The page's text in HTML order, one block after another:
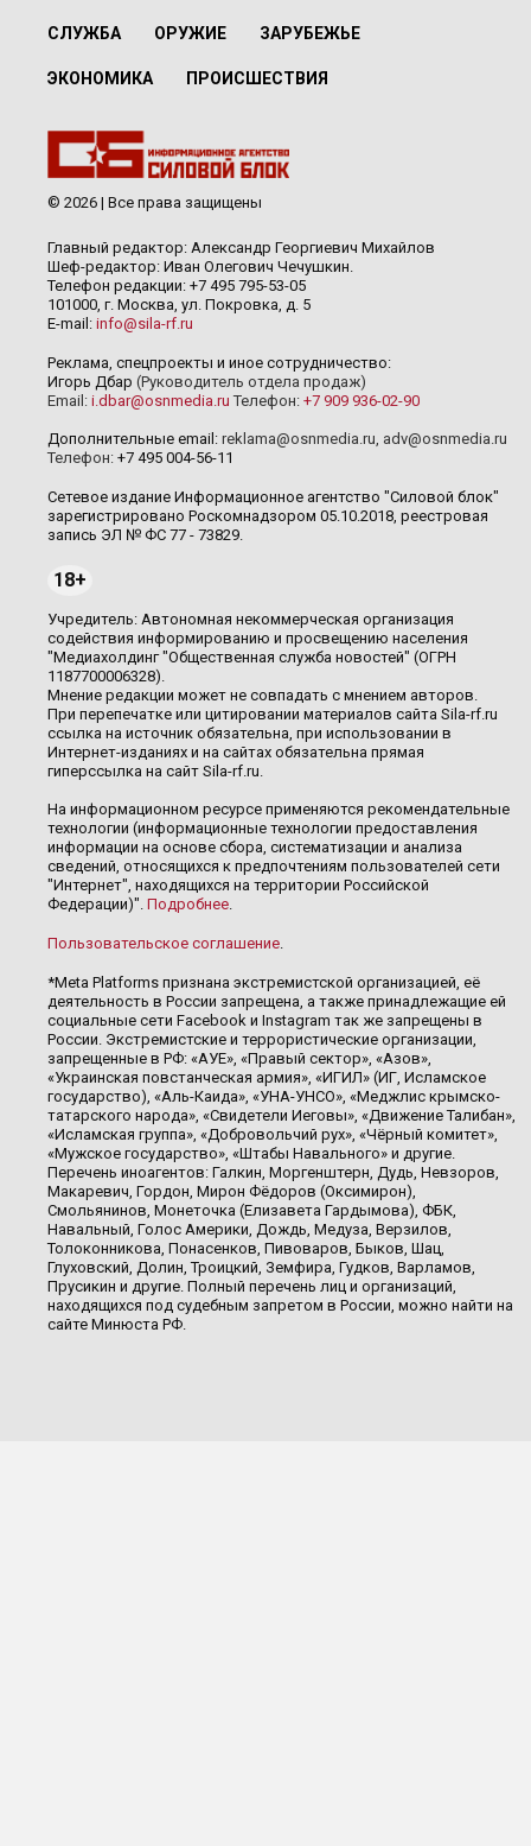
СЛУЖБА ОРУЖИЕ ЗАРУБЕЖЬЕ
ЭКОНОМИКА ПРОИСШЕСТВИЯ
© 2026 | Все права защищены
Главный редактор: Александр Георгиевич Михайлов
Шеф-редактор: Иван Олегович Чечушкин.
Телефон редакции: +7 495 795-53-05
101000, г. Москва, ул. Покровка, д. 5
E-mail: info@sila-rf.ru
Реклама, спецпроекты и иное сотрудничество:
Игорь Дбар (Руководитель отдела продаж)
Email: i.dbar@osnmedia.ru Телефон: +7 909 936-02-90
Дополнительные email: reklama@osnmedia.ru, adv@osnmedia.ru
Телефон: +7 495 004-56-11
Сетевое издание Информационное агентство "Силовой блок"
зарегистрировано Роскомнадзором 05.10.2018, реестровая
запись ЭЛ № ФС 77 - 73829.
18+
Учредитель: Автономная некоммерческая организация
содействия информированию и просвещению населения
"Медиахолдинг "Общественная служба новостей" (ОГРН
1187700006328).
Мнение редакции может не совпадать с мнением авторов.
При перепечатке или цитировании материалов сайта Sila-rf.ru
ссылка на источник обязательна, при использовании в
Интернет-изданиях и на сайтах обязательна прямая
гиперссылка на сайт Sila-rf.ru.
На информационном ресурсе применяются рекомендательные
технологии (информационные технологии предоставления
информации на основе сбора, систематизации и анализа
сведений, относящихся к предпочтениям пользователей сети
"Интернет", находящихся на территории Российской
Федерации)". Подробнее.
Пользовательское соглашение.
*Meta Platforms признана экстремистской организацией, её
деятельность в России запрещена, а также принадлежащие ей
социальные сети Facebook и Instagram так же запрещены в
России. Экстремистские и террористические организации,
запрещенные в РФ: «АУЕ», «Правый сектор», «Азов»,
«Украинская повстанческая армия», «ИГИЛ» (ИГ, Исламское
государство), «Аль-Каида», «УНА-УНСО», «Меджлис крымско-
татарского народа», «Свидетели Иеговы», «Движение Талибан»,
«Исламская группа», «Добровольчий рух», «Чёрный комитет»,
«Мужское государство», «Штабы Навального» и другие.
Перечень иноагентов: Галкин, Моргенштерн, Дудь, Невзоров,
Макаревич, Гордон, Мирон Фёдоров (Оксимирон),
Смольянинов, Монеточка (Елизавета Гардымова), ФБК,
Навальный, Голос Америки, Дождь, Медуза, Верзилов,
Толоконникова, Понасенков, Пивоваров, Быков, Шац,
Глуховский, Долин, Троицкий, Земфира, Гудков, Варламов,
Прусикин и другие. Полный перечень лиц и организаций,
находящихся под судебным запретом в России, можно найти на
сайте Минюста РФ.